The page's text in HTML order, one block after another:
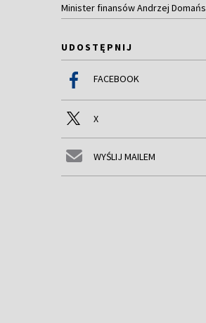
Minister finansów Andrzej
UDOSTĘPNIJ
FACEBOOK
X
WYŚLIJ MAILEM